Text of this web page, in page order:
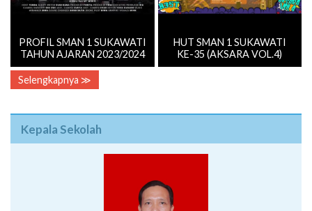
PROFIL SMAN 1 SUKAWATI
TAHUN AJARAN 2023/2024
HUT SMAN 1 SUKAWATI
KE-35 (AKSARA VOL.4)
Selengkapnya ≫
Kepala Sekolah